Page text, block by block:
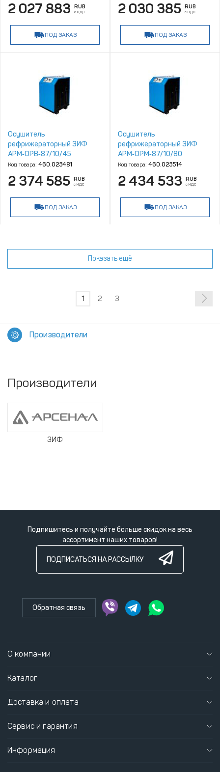
2 027 883 RUB
с НДС
ПОД ЗАКАЗ
2 030 385 RUB
с НДС
ПОД ЗАКАЗ
Осушитель
рефрижераторный ЗИФ
АРМ‑ОРВ‑87/10/45
Код товара: 460.023481
2 374 585 RUB
с НДС
ПОД ЗАКАЗ
Осушитель
рефрижераторный ЗИФ
АРМ‑ОРМ‑87/10/80
Код товара: 460.023514
2 434 533 RUB
с НДС
ПОД ЗАКАЗ
Показать ещё
1 2 3
Производители
Производители
ЗИФ
Подпишитесь и получайте больше скидок на весь
ассортимент наших товаров!
ПОДПИСАТЬСЯ НА РАССЫЛКУ
Обратная связь
О компании
Каталог
Доставка и оплата
Сервис и гарантия
Информация